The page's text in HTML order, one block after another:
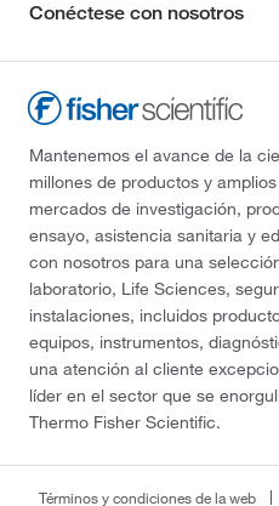
Conéctese con nosotros
Mantenemos el avance de la
millones de productos y
mercados de investigación,
ensayo, asistencia sanitaria y
con nosotros para una
laboratorio, Life Sciences,
instalaciones, incluidos
equipos, instrumentos,
una atención al cliente
líder en el sector que se
Thermo Fisher Scientific.
Términos y condiciones de la web